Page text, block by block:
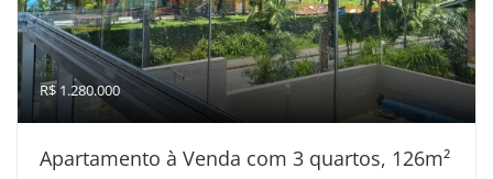
R$ 1.280.000
Apartamento à Venda com 3 quartos, 126m²